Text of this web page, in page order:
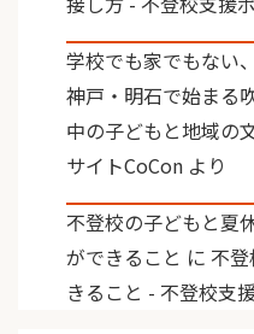
学校でも家でもない
神戸・明石で始まる
中の子どもと地域の
サイトCoCon より
不登校の子どもと夏
ができること に 不
きること - 不登校支